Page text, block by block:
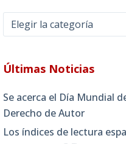
Categorías
Últimas Noticias
Se acerca el Día Mundial
Derecho de Autor
Los índices de lectura